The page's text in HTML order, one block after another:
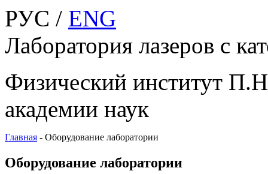
РУС / ENG
Лаборатория лазеров с
Физический институт
академии наук
Главная - Оборудование лаборатории
Оборудование лаборатории